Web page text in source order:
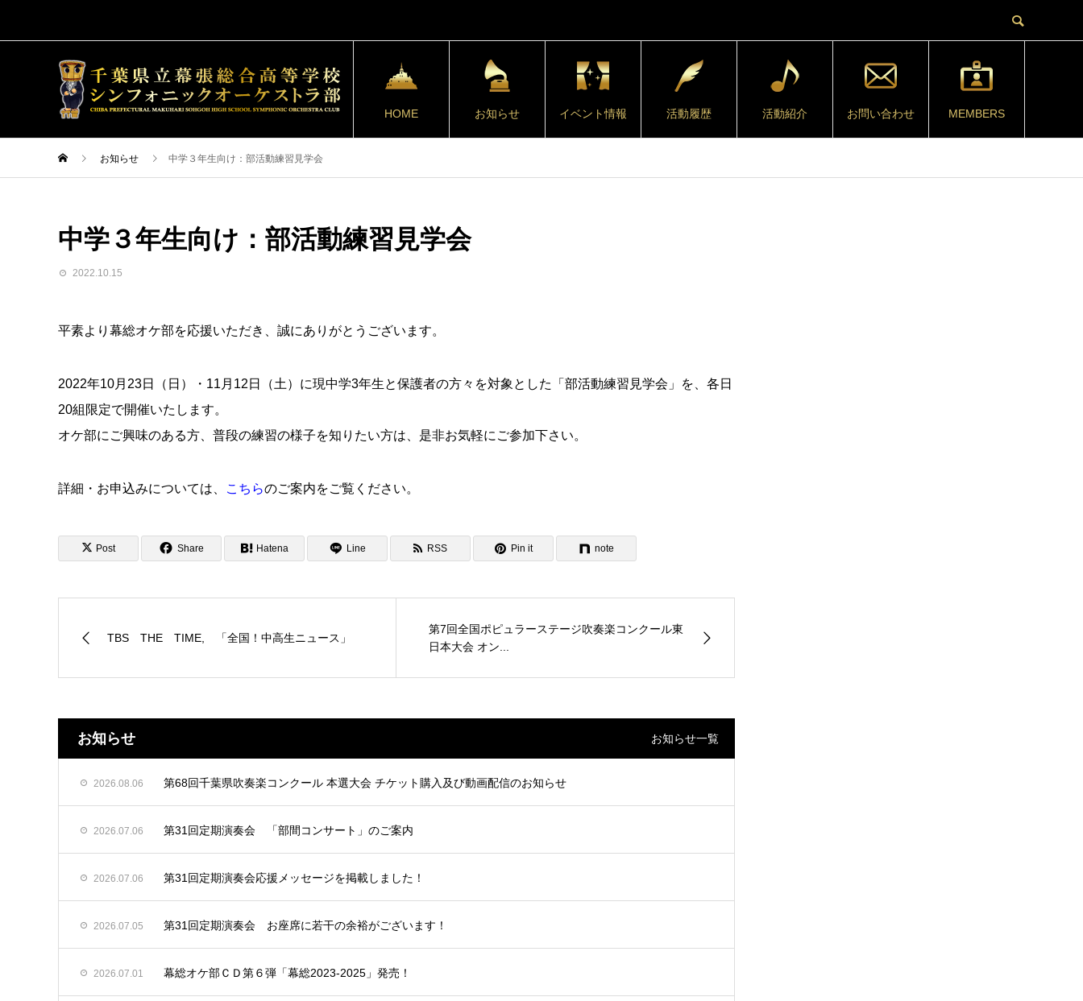
HOME お知らせ イベント情報 活動履歴 活動紹介 お問い合わせ MEMBERS
お知らせ 中学３年生向け：部活動練習見学会
中学３年生向け：部活動練習見学会
2022.10.15
平素より幕総オケ部を応援いただき、誠にありがとうございます。
2022年10月23日（日）・11月12日（土）に現中学3年生と保護者の方々を対象とした「部活動練習見学会」を、各日
20組限定で開催いたします。
オケ部にご興味のある方、普段の練習の様子を知りたい方は、是非お気軽にご参加下さい。
詳細・お申込みについては、 こちらのご案内をご覧ください。
Post Share Hatena Line RSS Pin it note
TBS THE TIME, 「全国！中高生ニュース」
第7回全国ポピュラーステージ吹奏楽コンクール東
日本大会 オン...
お知らせ お知らせ一覧
2026.08.06 第68回千葉県吹奏楽コンクール 本選大会 チケット購入及び動画配信のお知らせ
2026.07.06 第31回定期演奏会 「部間コンサート」のご案内
2026.07.06 第31回定期演奏会応援メッセージを掲載しました！
2026.07.05 第31回定期演奏会 お座席に若干の余裕がございます！
2026.07.01 幕総オケ部ＣＤ第６弾「幕総2023-2025」発売！